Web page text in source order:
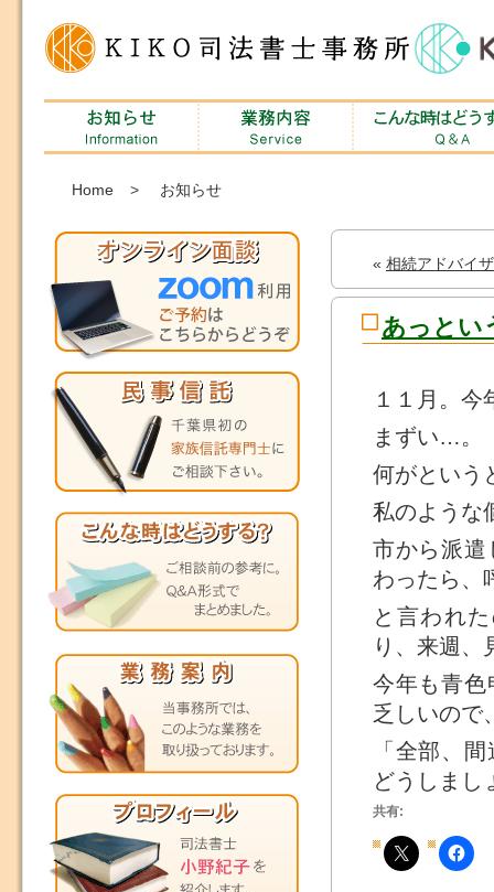
Home > お知らせ
« 相続アドバイ
あっとい
１１月。今
まずい…。
何がという
私のような
市から派遣
わったら、
と言われ
り、来週、
今年も青色
乏しいので
「全部、
どうしまし
共有: